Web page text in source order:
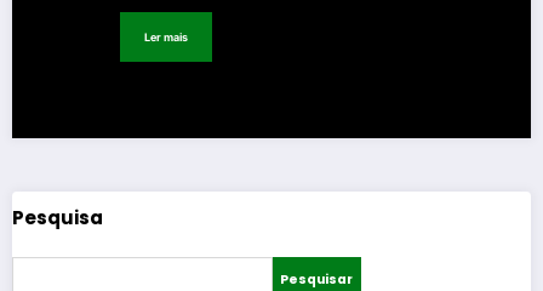
Ler mais
Pesquisa
Pesquisar